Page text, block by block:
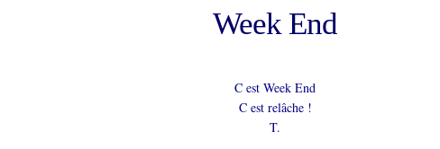
Week End
C est Week End
C est relâche !
T.